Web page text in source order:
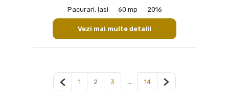
Pacurari, Iasi
60 mp 2016
Vezi mai multe detalii
Pagina anterioară
1 2 3 14 Pagina următoare